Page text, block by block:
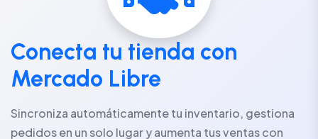
Conecta tu tienda con
Mercado Libre
Sincroniza automáticamente tu inventario, gestiona
pedidos en un solo lugar y aumenta tus ventas con